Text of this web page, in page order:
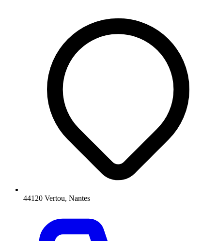
44120 Vertou, Nantes